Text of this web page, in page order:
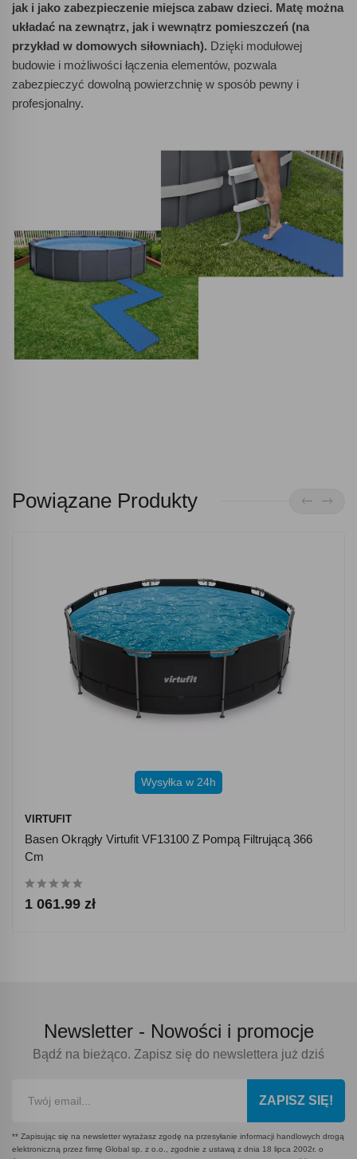
jak i jako zabezpieczenie miejsca zabaw dzieci. Matę można
układać na zewnątrz, jak i wewnątrz pomieszczeń (na
przykład w domowych siłowniach). Dzięki modułowej
budowie i możliwości łączenia elementów, pozwala
zabezpieczyć dowolną powierzchnię w sposób pewny i
profesjonalny.
Powiązane Produkty
Wysyłka w 24h
VIRTUFIT
Basen Okrągły Virtufit VF13100 Z Pompą Filtrującą 366
Cm
1 061.99 zł
Newsletter - Nowości i promocje
Bądź na bieżąco. Zapisz się do newslettera już dziś
ZAPISZ SIĘ!
** Zapisując się na newsletter wyrażasz zgodę na przesyłanie informacji handlowych drogą
elektroniczną przez firmę Global sp. z o.o., zgodnie z ustawą z dnia 18 lipca 2002r. o